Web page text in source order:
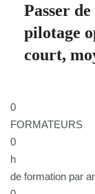
Passer
pilotage
court,
0
FORMATEURS
0
h
de formation par